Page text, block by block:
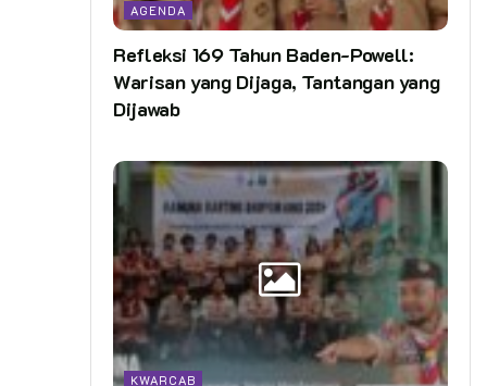
AGENDA
Refleksi 169 Tahun Baden-Powell:
Warisan yang Dijaga, Tantangan yang
Dijawab
KWARCAB